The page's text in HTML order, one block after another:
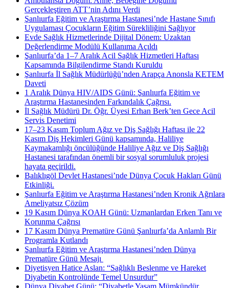
Gerçekleştiren ATT’nin Adını Verdi
Şanlıurfa Eğitim ve Araştırma Hastanesi’nde Hastane Sınıfı
Uygulaması Çocukların Eğitim Sürekliliğini Sağlıyor
Evde Sağlık Hizmetlerinde Dijital Dönem: Uzaktan
Değerlendirme Modülü Kullanıma Açıldı
Şanlıurfa’da 1–7 Aralık Acil Sağlık Hizmetleri Haftası
Kapsamında Bilgilendirme Standı Kuruldu
Şanlıurfa İl Sağlık Müdürlüğü’nden Arapça Anonsla KETEM
Daveti
1 Aralık Dünya HIV/AIDS Günü: Şanlıurfa Eğitim ve
Araştırma Hastanesinden Farkındalık Çağrısı.
İl Sağlık Müdürü Dr. Öğr. Üyesi Erhan Berk’ten Gece Acil
Servis Denetimi
17–23 Kasım Toplum Ağız ve Diş Sağlığı Haftası ile 22
Kasım Diş Hekimleri Günü kapsamında, Haliliye
Kaymakamlığı öncülüğünde Haliliye Ağız ve Diş Sağlığı
Hastanesi tarafından önemli bir sosyal sorumluluk projesi
hayata geçirildi.
Balıklıgöl Devlet Hastanesi’nde Dünya Çocuk Hakları Günü
Etkinliği.
Şanlıurfa Eğitim ve Araştırma Hastanesi’nden Kronik Ağrılara
Ameliyatsız Çözüm
19 Kasım Dünya KOAH Günü: Uzmanlardan Erken Tanı ve
Korunma Çağrısı
17 Kasım Dünya Prematüre Günü Şanlıurfa’da Anlamlı Bir
Programla Kutlandı
Şanlıurfa Eğitim ve Araştırma Hastanesi’nden Dünya
Prematüre Günü Mesajı ​
Diyetisyen Hatice Aslan: “Sağlıklı Beslenme ve Hareket
Diyabetin Kontrolünde Temel Unsurdur”
Dünya Diyabet Günü: “Diyabetle Yaşam Mümkündür,